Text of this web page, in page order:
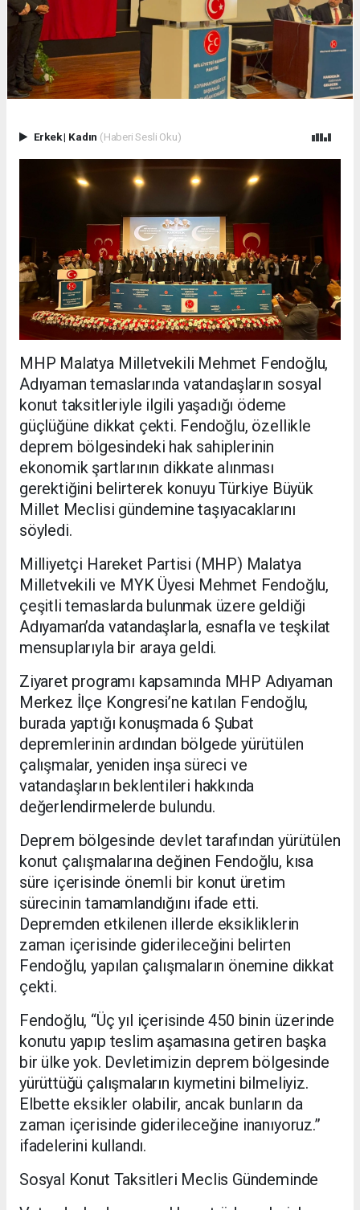
Erkek| Kadın (Haberi Sesli Oku)
MHP Malatya Milletvekili Mehmet Fendoğlu,
Adıyaman temaslarında vatandaşların sosyal
konut taksitleriyle ilgili yaşadığı ödeme
güçlüğüne dikkat çekti. Fendoğlu, özellikle
deprem bölgesindeki hak sahiplerinin
ekonomik şartlarının dikkate alınması
gerektiğini belirterek konuyu Türkiye Büyük
Millet Meclisi gündemine taşıyacaklarını
söyledi.
Milliyetçi Hareket Partisi (MHP) Malatya
Milletvekili ve MYK Üyesi Mehmet Fendoğlu,
çeşitli temaslarda bulunmak üzere geldiği
Adıyaman’da vatandaşlarla, esnafla ve teşkilat
mensuplarıyla bir araya geldi.
Ziyaret programı kapsamında MHP Adıyaman
Merkez İlçe Kongresi’ne katılan Fendoğlu,
burada yaptığı konuşmada 6 Şubat
depremlerinin ardından bölgede yürütülen
çalışmalar, yeniden inşa süreci ve
vatandaşların beklentileri hakkında
değerlendirmelerde bulundu.
Deprem bölgesinde devlet tarafından yürütülen
konut çalışmalarına değinen Fendoğlu, kısa
süre içerisinde önemli bir konut üretim
sürecinin tamamlandığını ifade etti.
Depremden etkilenen illerde eksikliklerin
zaman içerisinde giderileceğini belirten
Fendoğlu, yapılan çalışmaların önemine dikkat
çekti.
Fendoğlu, “Üç yıl içerisinde 450 binin üzerinde
konutu yapıp teslim aşamasına getiren başka
bir ülke yok. Devletimizin deprem bölgesinde
yürüttüğü çalışmaların kıymetini bilmeliyiz.
Elbette eksikler olabilir, ancak bunların da
zaman içerisinde giderileceğine inanıyoruz.”
ifadelerini kullandı.
Sosyal Konut Taksitleri Meclis Gündeminde